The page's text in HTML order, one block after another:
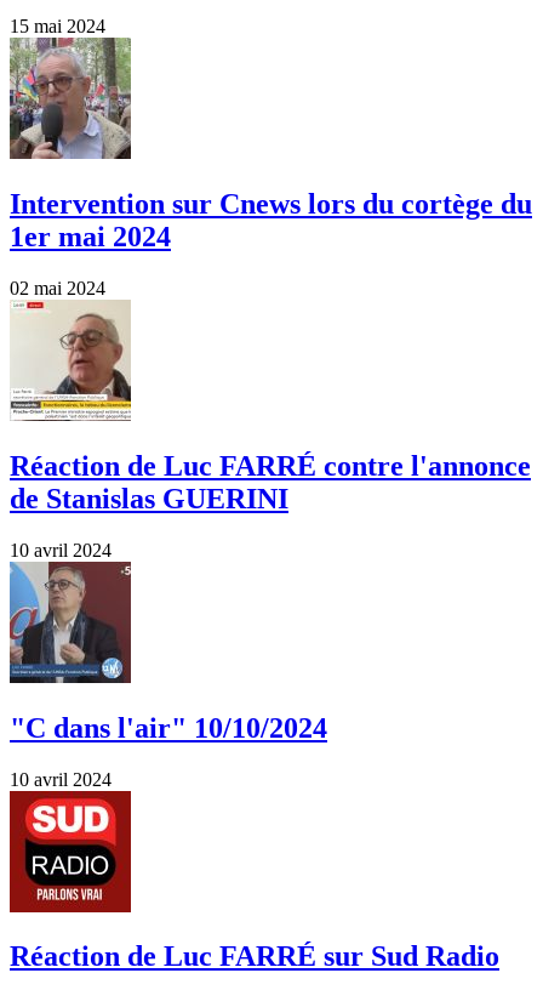
15 mai 2024
Intervention sur Cnews lors du cortège du
1er mai 2024
02 mai 2024
Réaction de Luc FARRÉ contre l'annonce
de Stanislas GUERINI
10 avril 2024
"C dans l'air" 10/10/2024
10 avril 2024
Réaction de Luc FARRÉ sur Sud Radio